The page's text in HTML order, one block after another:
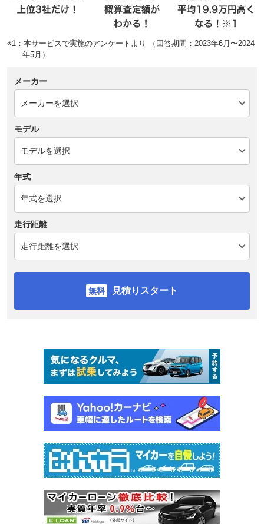
※1：本サービスで実施のアンケートより （回答期間：2023年6月〜2024
年5月）
メーカー
モデル
年式
走行距離
見積りスタート